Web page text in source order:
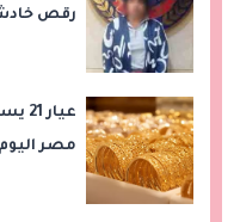
رقص
مصر اليوم